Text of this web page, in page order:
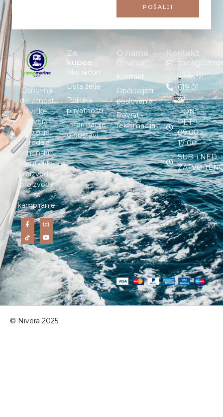
POŠALJI
Osnovna
djelatnost
tvrtke
Nivera
d.o.o. je
prodaja
vrhunskih
nautičkih
proizvoda i
proizvoda
za
kampiranje.
Za
kupce
Moj račun
Lista želja
Politika
privatnosti
Informacije
o dostavi
O nama
O nama
Kontakt
Opći uvjeti
poslovanja
Povrat i
reklamacija
Kontakt
+385 91
619 01
27
PON. –
PET. :
09:00 –
17:00
SUB. i NED. :
© Nivera 2025